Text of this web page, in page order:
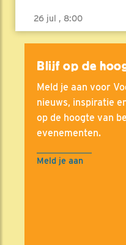
26 jul , 8:00
Blijf op de
Meld je aan voor
nieuws, inspiratie
op de hoogte van
evenementen.
Meld je aan